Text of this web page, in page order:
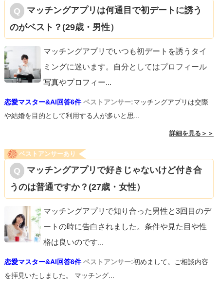
マッチングアプリは何通目で初デートに誘う
のがベスト？(29歳・男性）
マッチングアプリでいつも初デートを誘うタイ
ミングに迷います。自分としてはプロフィール
写真やプロフィー...
恋愛マスター&AI回答6件 ベストアンサー:マッチングアプリは交際
や結婚を目的として利用する人が多いと思...
詳細を見る＞＞
ベストアンサーあり
マッチングアプリで好きじゃないけど付き合
うのは普通ですか？(27歳・女性）
マッチングアプリで知り合った男性と3回目のデ
ートの時に告白されました。条件や見た目や性
格は良いのです...
恋愛マスター&AI回答6件 ベストアンサー:初めまして。ご相談内容
を拝見いたしました。 マッチング...